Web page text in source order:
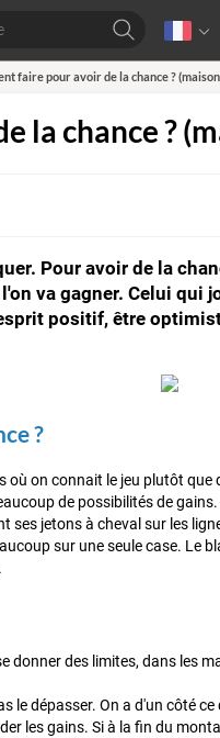
faire pour avoir de la chance ?
la chance ?
Pour avoir de la
va gagner. Celui qui
positif, être
?
on connait le jeu plutôt que
de possibilités de
jetons à cheval sur les
sur une seule case. Le
des limites, dans les
le dépasser. On a d'un côté
les gains. Si à la fin du